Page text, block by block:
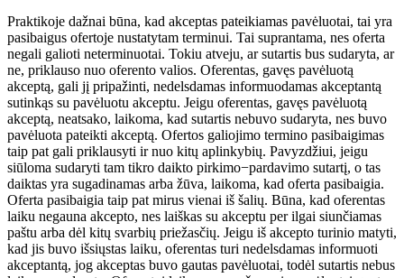
Praktikoje dažnai būna, kad akceptas pateikiamas pavėluotai, tai yra
pasibaigus ofertoje nustatytam terminui. Tai suprantama, nes oferta
negali galioti neterminuotai. Tokiu atveju, ar sutartis bus sudaryta, ar
ne, priklauso nuo oferento valios. Oferentas, gavęs pavėluotą
akceptą, gali jį pripažinti, nedelsdamas informuodamas akceptantą
sutinkąs su pavėluotu akceptu. Jeigu oferentas, gavęs pavėluotą
akceptą, neatsako, laikoma, kad sutartis nebuvo sudaryta, nes buvo
pavėluota pateikti akceptą. Ofertos galiojimo termino pasibaigimas
taip pat gali priklausyti ir nuo kitų aplinkybių. Pavyzdžiui, jeigu
siūloma sudaryti tam tikro daikto pirkimo−pardavimo sutartį, o tas
daiktas yra sugadinamas arba žūva, laikoma, kad oferta pasibaigia.
Oferta pasibaigia taip pat mirus vienai iš šalių. Būna, kad oferentas
laiku negauna akcepto, nes laiškas su akceptu per ilgai siunčiamas
paštu arba dėl kitų svarbių priežasčių. Jeigu iš akcepto turinio matyti,
kad jis buvo išsiųstas laiku, oferentas turi nedelsdamas informuoti
akceptantą, jog akceptas buvo gautas pavėluotai, todėl sutartis nebus